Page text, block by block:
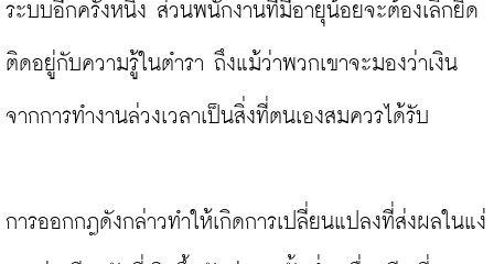
ระบบอีกครั้งหนึ่ง ส่วนพนักงานที่มีอายุน้อยจะต้องเลิกยึด
ติดอยู่กับความรู้ในตำรา ถึงแม้ว่าพวกเขาจะมองว่าเงิน
จากการทำงานล่วงเวลาเป็นสิ่งที่ตนเองสมควรได้รับ
การออกกฎดังกล่าวทำให้เกิดการเปลี่ยนแปลงที่ส่งผลในแง่